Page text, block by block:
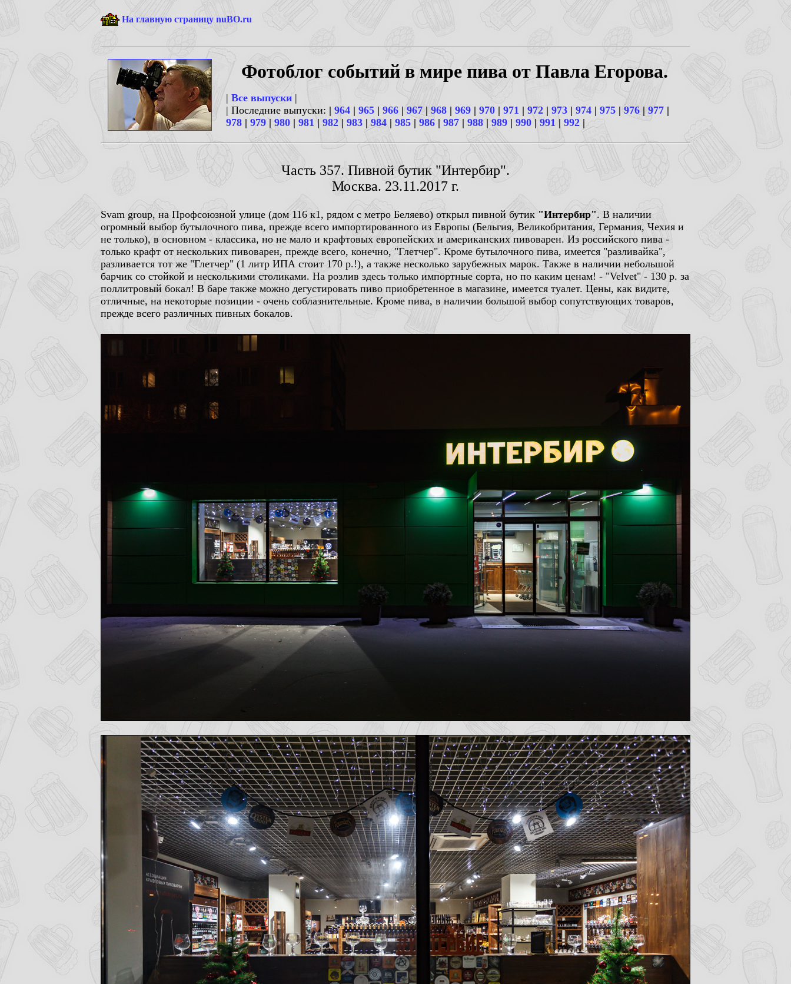
На главную страницу nuBO.ru
Фотоблог событий в мире пива от Павла Егорова.
| Все выпуски |
| Последние выпуски: | 964 | 965 | 966 | 967 | 968 | 969 | 970 | 971 | 972 | 973 | 974 | 975 | 976 | 977 |
978 | 979 | 980 | 981 | 982 | 983 |984| 985 | 986 | 987 | 988| 989 | 990 | 991 | 992 |
Часть 357. Пивной бутик "Интербир".
Москва. 23.11.2017 г.
Svam group, на Профсоюзной улице (дом 116 к1, рядом с метро Беляево) открыл пивной бутик "Интербир". В наличии
огромный выбор бутылочного пива, прежде всего импортированного из Европы (Бельгия, Великобритания, Германия, Чехия и
не только), в основном - классика, но не мало и крафтовых европейских и американских пивоварен. Из российского пива -
только крафт от нескольких пивоварен, прежде всего, конечно, "Глетчер". Кроме бутылочного пива, имеется "разливайка",
разливается тот же "Глетчер" (1 литр ИПА стоит 170 р.!), а также несколько зарубежных марок. Также в наличии небольшой
барчик со стойкой и несколькими столиками. На розлив здесь только импортные сорта, но по каким ценам! - "Velvet" - 130 р. за
поллитровый бокал! В баре также можно дегустировать пиво приобретенное в магазине, имеется туалет. Цены, как видите,
отличные, на некоторые позиции - очень соблазнительные. Кроме пива, в наличии большой выбор сопутствующих товаров,
прежде всего различных пивных бокалов.